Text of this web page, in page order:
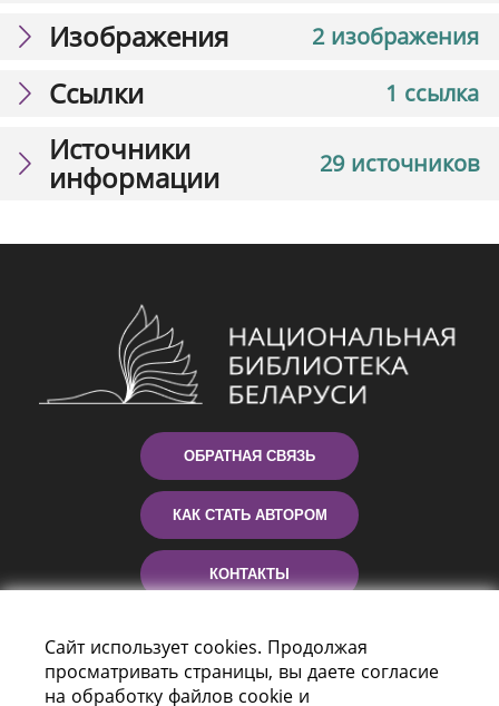
2 изображения
Изображения
1 ссылка
Ссылки
29 источников
Источники
информации
ОБРАТНАЯ СВЯЗЬ
КАК СТАТЬ АВТОРОМ
КОНТАКТЫ
Сайт использует cookies. Продолжая
просматривать страницы, вы даете согласие
на обработку файлов cookie и